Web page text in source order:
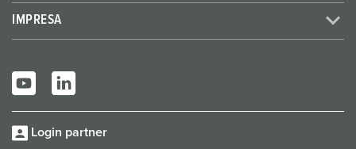
IMPRESA
Login partner